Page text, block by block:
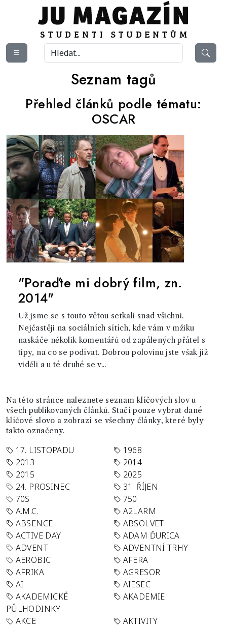
Seznam tagů
Přehled článků podle tématu:
OSCAR
"Poraďte mi dobrý film, zn.
2014"
Už jsme se s touto větou setkali snad všichni.
Nejčastěji na sociálních sítích, kde vám v mžiku
naskáče několik komentářů od zapálených přátel s
tipy, na co se podívat. Dobrou polovinu jste však již
viděli a u té druhé se v...
Na této stránce naleznete seznam klíčových slov u
všech publikovaných článků. Stačí pouze vybrat dané
klíčové slovo a zobrazí se všechny články, které byly
takto označeny.
17. LISTOPADU
1968
2013
2014
2015
2025
24. PROSINEC
31. ŘÍJEN
70S
750
A.M.C.
A2LARM
ABSENCE
ABSOLVET
ACTIVE DAY
ADAM ĎURICA
ADVENT
ADVENTNÍ TRHY
AEROBIC
AFERA
AFRIKA
AGRESOR
AI
AIESEC
AKADEMICKÉ
PŮLHODINKY
AKADEMIE
AKCE
AKTIVITY